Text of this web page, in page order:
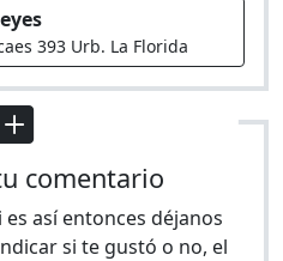
393 Urb. La Florida
comentario
es así entonces déjanos
si te gustó o no, el